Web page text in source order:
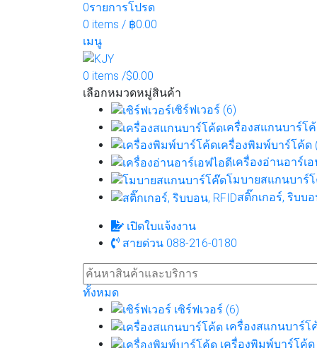
0รายการโปรด
0 items / ฿0.00
เมนู
0 items /$0.00
เลือกหมวดหมู่สินค้า
เซิร์ฟเวอร์ (6)
เครื่องสแกนบาร์โ
เครื่องพิมพ์บาร์โค้ด
เครื่องอ่านอาร์เ
โมบายสแกนบาร์
สติ๊กเกอร์, ริบบอ
เปิดใบแจ้งงาน
สายด่วน 088-216-0180
ทั้งหมด
เซิร์ฟเวอร์ (6)
เครื่องสแกนบาร์โ
เครื่องพิมพ์บาร์โค้ด